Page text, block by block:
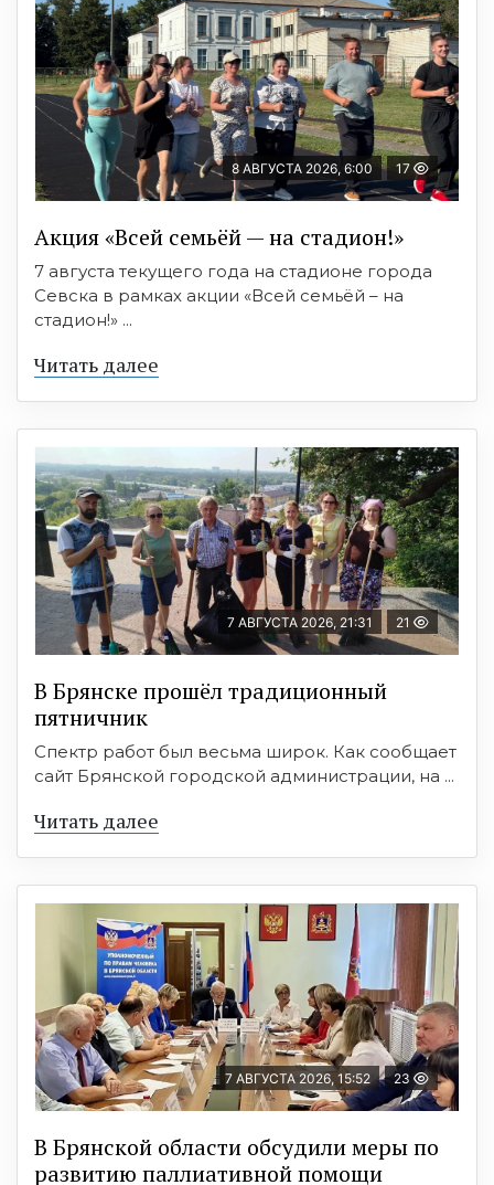
8 АВГУСТА 2026, 6:00 17
Акция «Всей семьёй — на стадион!»
7 августа текущего года на стадионе города
Севска в рамках акции «Всей семьёй – на
стадион!» ...
Читать далее
7 АВГУСТА 2026, 21:31 21
В Брянске прошёл традиционный
пятничник
Спектр работ был весьма широк. Как сообщает
сайт Брянской городской администрации, на ...
Читать далее
7 АВГУСТА 2026, 15:52 23
В Брянской области обсудили меры по
развитию паллиативной помощи